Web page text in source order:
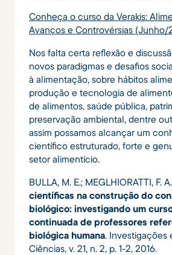
Conheça o curso da Verakis:
Avanços e Controvérsias (Junho/
Nos falta certa reflexão e
novos paradigmas e desafios
à alimentação, sobre hábitos
produção e tecnologia de
de alimentos, saúde pública,
preservação ambiental, dentre
assim possamos alcançar um
científico estruturado, forte e
setor alimentício.
BULLA, M. E.; MEGLHIORATTI, F. A.
científicas na construção do
biológico: investigando um
continuada de professores
biológica humana. Investigações
Ciências, v. 21, n. 2, p. 1-2, 2016.